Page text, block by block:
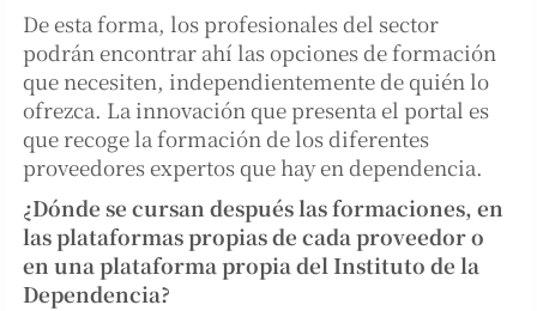
De esta forma, los profesionales del sector
podrán encontrar ahí las opciones de formación
que necesiten, independientemente de quién lo
ofrezca. La innovación que presenta el portal es
que recoge la formación de los diferentes
proveedores expertos que hay en dependencia.
¿Dónde se cursan después las formaciones, en
las plataformas propias de cada proveedor o
en una plataforma propia del Instituto de la
Dependencia?